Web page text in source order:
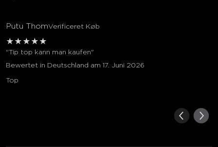
Putu ThomVerificeret Køb
★ ★ ★ ★ ★
"Tip top kann man kaufen"
Bewertet in Deutschland am 17. Juni 2026
Top